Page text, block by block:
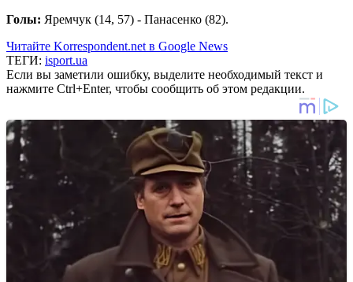
Голы: Яремчук (14, 57) - Панасенко (82).
Читайте Korrespondent.net в Google News
ТЕГИ: isport.ua
Если вы заметили ошибку, выделите необходимый текст и
нажмите Ctrl+Enter, чтобы сообщить об этом редакции.